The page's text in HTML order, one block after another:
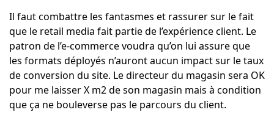
Il faut combattre les fantasmes et rassurer sur le fait
que le retail media fait partie de l’expérience client. Le
patron de l’e-commerce voudra qu’on lui assure que
les formats déployés n’auront aucun impact sur le taux
de conversion du site. Le directeur du magasin sera OK
pour me laisser X m2 de son magasin mais à condition
que ça ne bouleverse pas le parcours du client.